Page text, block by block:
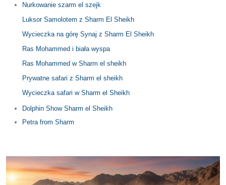
Nurkowanie szarm el szejk
Luksor Samolotem z Sharm El Sheikh
Wycieczka na górę Synaj z Sharm El Sheikh
Ras Mohammed i biała wyspa
Ras Mohammed w Sharm el sheikh
Prywatne safari z Sharm el sheikh
Wycieczka safari w Sharm el Sheikh
Dolphin Show Sharm el Sheikh
Petra from Sharm